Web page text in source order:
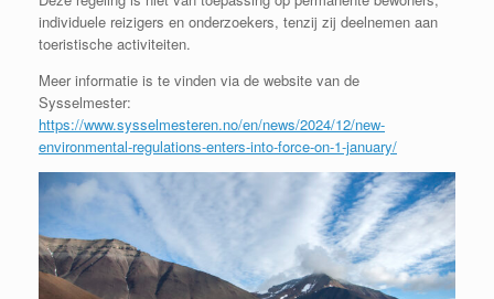
individuele reizigers en onderzoekers, tenzij zij deelnemen aan
toeristische activiteiten.
Meer informatie is te vinden via de website van de
Sysselmester:
https://www.sysselmesteren.no/en/news/2024/12/new-
environmental-regulations-enters-into-force-on-1-january/